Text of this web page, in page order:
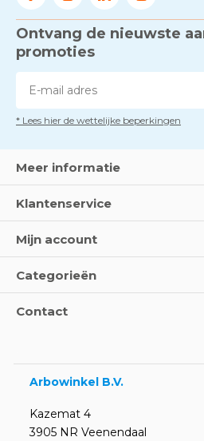
Voorkom
DoorMarco
Dag van
Oogspoel
Ontvang de nieuwste
promoties
* Lees hier de wettelijke beperkingen
Meer informatie
Klantenservice
Mijn account
Categorieën
Contact
Arbowinkel B.V.
Kazemat 4
3905 NR Veenendaal